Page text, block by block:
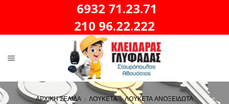
6932 71.23.71
210 96.22.222
ΑΡΧΙΚΗ ΣΕΛΙΔΑ ΛΟΥΚΕΤΑ ΛΟΥΚΕΤΑ ΑΝΟΞΕΙΔΩΤΑ